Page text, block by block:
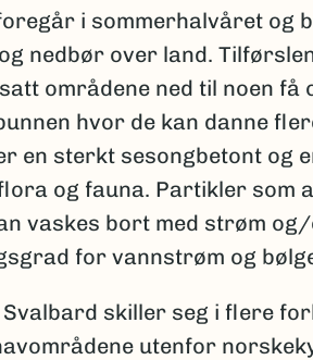
i sommerhalvåret og
nedbør over land.
områdene ned til noen få
hvor de kan danne
en sterkt sesongbetont og
og fauna. Partikler som
vaskes bort med strøm
for vannstrøm og
skiller seg i flere
utenfor